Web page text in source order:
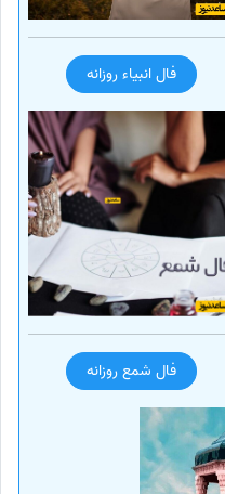
فال انبیاء روزانه
فال شمع روزانه